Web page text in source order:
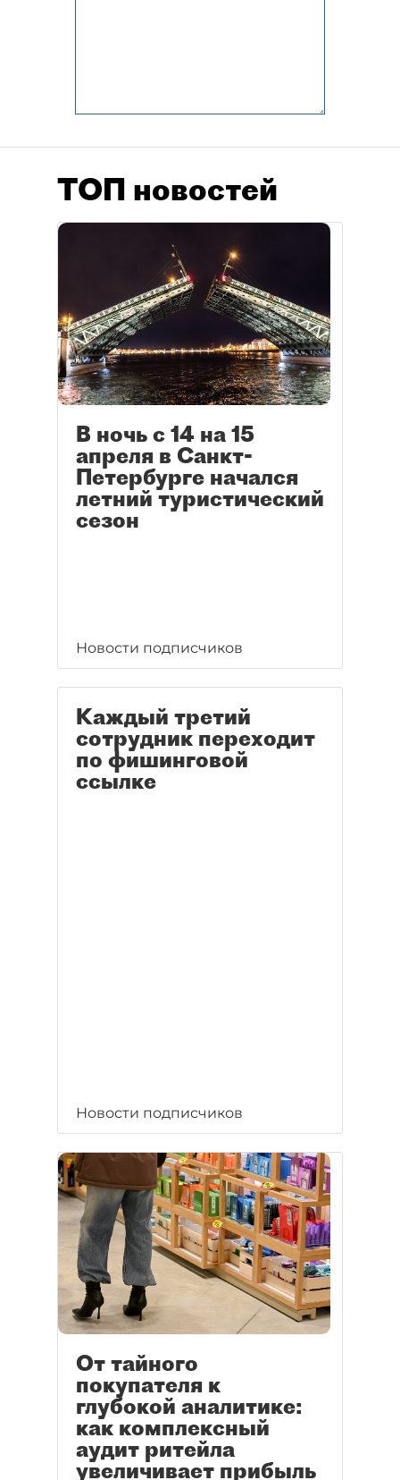
ТОП новостей
В ночь с 14 на 15
апреля в Санкт-
Петербурге начался
летний туристический
сезон
Новости подписчиков
Каждый третий
сотрудник переходит
по фишинговой
ссылке
Новости подписчиков
От тайного
покупателя к
глубокой аналитике:
как комплексный
аудит ритейла
увеличивает прибыль